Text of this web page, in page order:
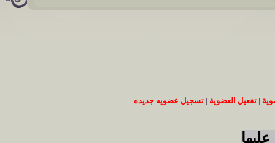
|تفعيل العضوية |تسجيل عضويه جديده